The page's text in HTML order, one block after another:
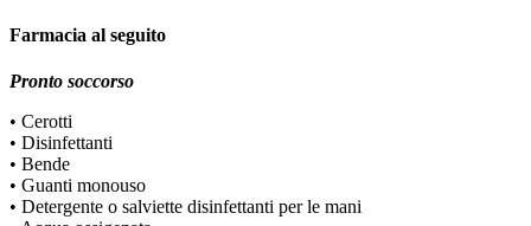
Farmacia al seguito
Pronto soccorso
• Cerotti
• Disinfettanti
• Bende
• Guanti monouso
• Detergente o salviette disinfettanti per le mani